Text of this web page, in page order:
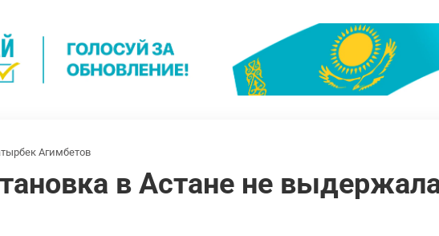
Агимбетов
в Астане не